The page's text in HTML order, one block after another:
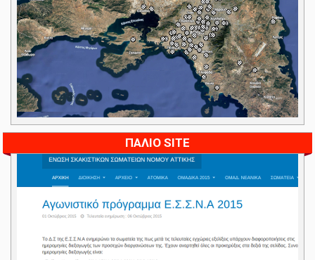
ΠΑΛΙΟ SITE